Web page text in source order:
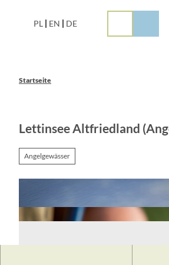
PL EN DE
Startseite
Lettinsee Altfriedland
Angelgewässer